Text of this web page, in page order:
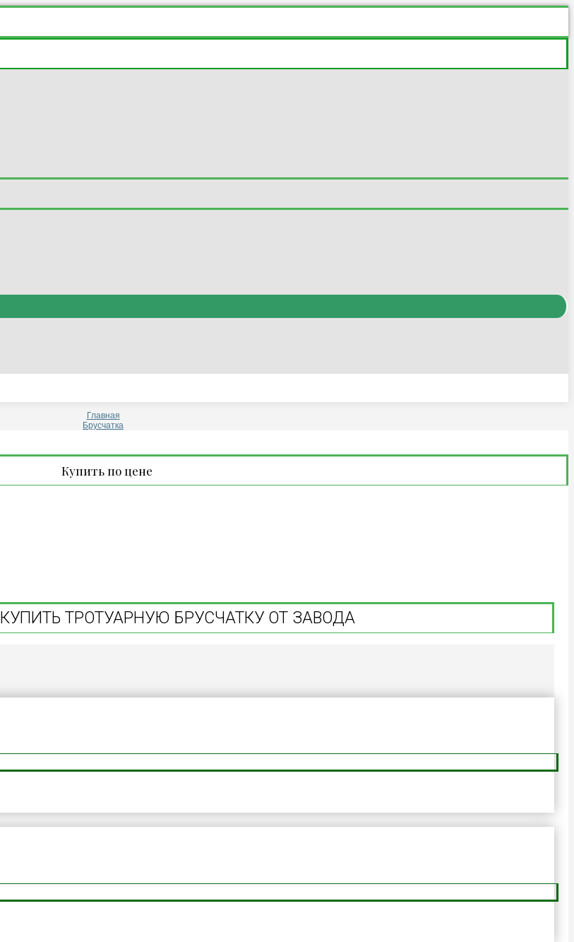
Главная
Брусчатка
Купить по цене
КУПИТЬ ТРОТУАРНУЮ БРУСЧАТКУ ОТ ЗАВОДА